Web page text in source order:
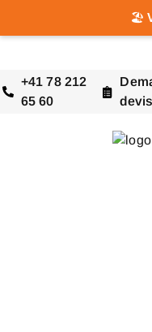
🏖️
+41 78 212
65 60
devis